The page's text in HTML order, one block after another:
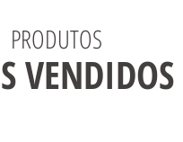
PRODUTOS
VENDIDOS